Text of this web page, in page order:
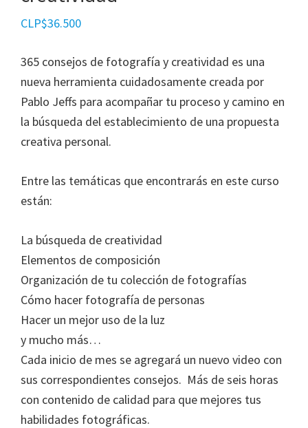
CLP$36.500
365 consejos de fotografía y creatividad es una
nueva herramienta cuidadosamente creada por
Pablo Jeffs para acompañar tu proceso y camino en
la búsqueda del establecimiento de una propuesta
creativa personal.
Entre las temáticas que encontrarás en este curso
están:
La búsqueda de creatividad
Elementos de composición
Organización de tu colección de fotografías
Cómo hacer fotografía de personas
Hacer un mejor uso de la luz
y mucho más…
Cada inicio de mes se agregará un nuevo video con
sus correspondientes consejos. Más de seis horas
con contenido de calidad para que mejores tus
habilidades fotográficas.